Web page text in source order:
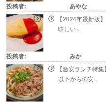
投稿者:
あやな
【2024年最新版
味しい...
投稿者:
みか
【激安ランチ特
以下からの安...